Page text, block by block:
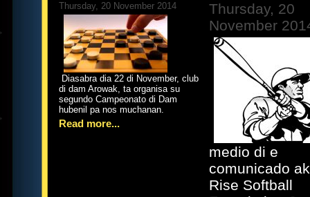
Thursday, 20 November 2014
Diasabra dia 22 di November, club
di dam Arowak, ta organisa su
segundo Campeonato di Dam
hubenil pa nos muchanan.
Read more...
Thursday, 20
November
medio di e
comunicado
Rise Softball